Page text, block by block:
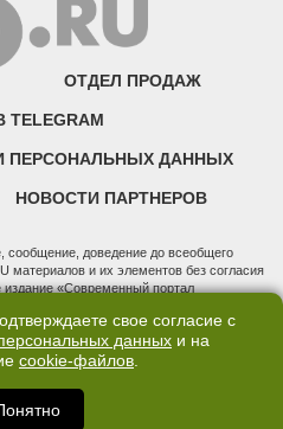
ОТДЕЛ ПРОДАЖ
ПЕРСОНАЛЬНЫХ ДАННЫХ
НОВОСТИ ПАРТНЕРОВ
доведение до всеобщего
материалов и их элементов без согласия
«Современный портал
технологий и массовых коммуникаций
ЭЛ № ФС 77 - 76634 от 02.09.2019
ответственностью "66.ру". Юридический
и отдела продаж: 620014, Свердловская
д. 3, оф. 7015, +7 (343) 288-50-66
свое согласие с
данных и на
cookie-файлов.